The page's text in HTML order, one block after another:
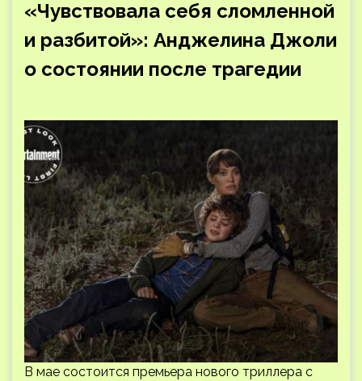
«Чувствовала себя сломленной
и разбитой»: Анджелина Джоли
о состоянии после трагедии
В мае состоится премьера нового триллера с